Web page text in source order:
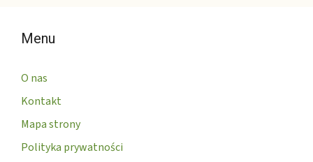
Menu
O nas
Kontakt
Mapa strony
Polityka prywatności